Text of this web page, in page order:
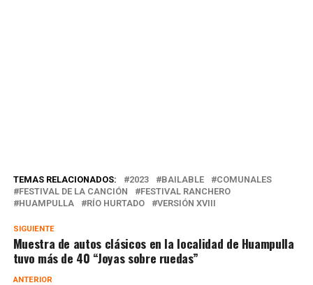
TEMAS RELACIONADOS: 2023 BAILABLE
COMUNALES
FESTIVAL DE LA CANCIÓN
FESTIVAL RANCHERO
HUAMPULLA
RÍO HURTADO VERSIÓN XVIII
SIGUIENTE
Muestra de autos clásicos en la localidad de Huampulla
tuvo más de 40 “Joyas sobre ruedas”
ANTERIOR